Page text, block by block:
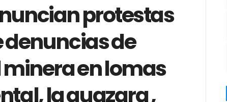
protestas
de
en lomas
la guazara ,